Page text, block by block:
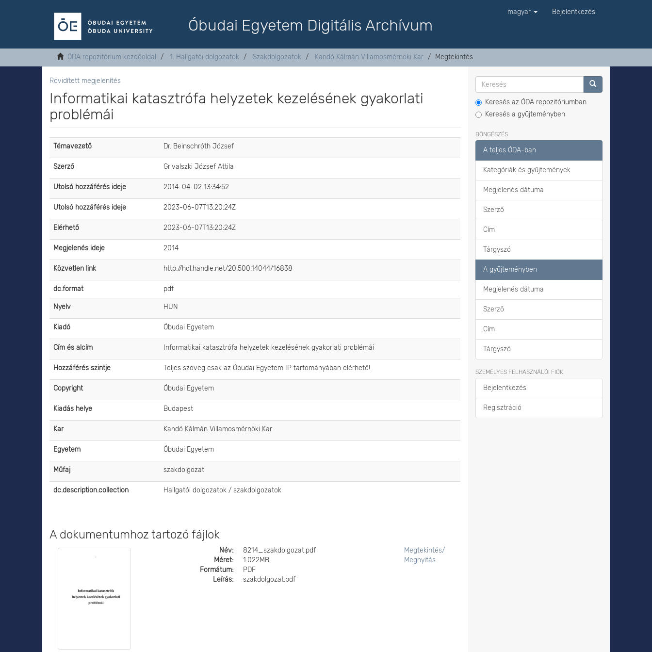
Óbudai Egyetem Digitális Archívum
magyar Bejelentkezés
ÓDA repozitórium kezdőoldal 1. Hallgatói dolgozatok Szakdolgozatok Kandó Kálmán Villamosmérnöki Kar Megtekintés
Rövidített megjelenítés
Informatikai katasztrófa helyzetek kezelésének gyakorlati
problémái
Témavezető Dr. Beinschróth József
Szerző Grivalszki József Attila
Utolsó hozzáférés ideje 2014-04-02 13:34:52
Utolsó hozzáférés ideje 2023-06-07T13:20:24Z
Elérhető 2023-06-07T13:20:24Z
Megjelenés ideje 2014
Közvetlen link http://hdl.handle.net/20.500.14044/16838
dc.format pdf
Nyelv HUN
Kiadó Óbudai Egyetem
Cím és alcím Informatikai katasztrófa helyzetek kezelésének gyakorlati problémái
Hozzáférés szintje Teljes szöveg csak az Óbudai Egyetem IP tartományában elérhető!
Copyright Óbudai Egyetem
Kiadás helye Budapest
Kar Kandó Kálmán Villamosmérnöki Kar
Egyetem Óbudai Egyetem
Műfaj szakdolgozat
dc.description.collection Hallgatói dolgozatok / szakdolgozatok
A dokumentumhoz tartozó fájlok
Név:
8214_szakdolgozat.pdf
Méret:
1.022MB
Formátum:
PDF
Leírás:
szakdolgozat.pdf
Megtekintés/
Megnyitás
Keresés az ÓDA repozitóriumban
Keresés a gyűjteményben
BÖNGÉSZÉS
A teljes ÓDA-ban
Kategóriák és gyűjtemények
Megjelenés dátuma
Szerző
Cím
Tárgyszó
A gyűjteményben
Megjelenés dátuma
Szerző
Cím
Tárgyszó
SZEMÉLYES FELHASZNÁLÓI FIÓK
Bejelentkezés
Regisztráció